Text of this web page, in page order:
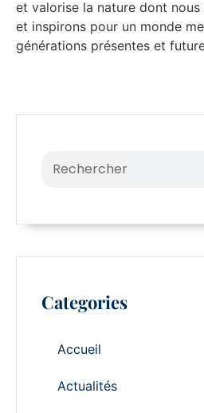
et valorise la nature dont
et inspirons pour un monde
générations présentes et
Categories
Accueil
Actualités